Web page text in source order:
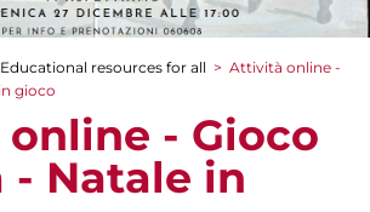
Educational resources for all > Attività online -
gioco
- Gioco
- Natale in